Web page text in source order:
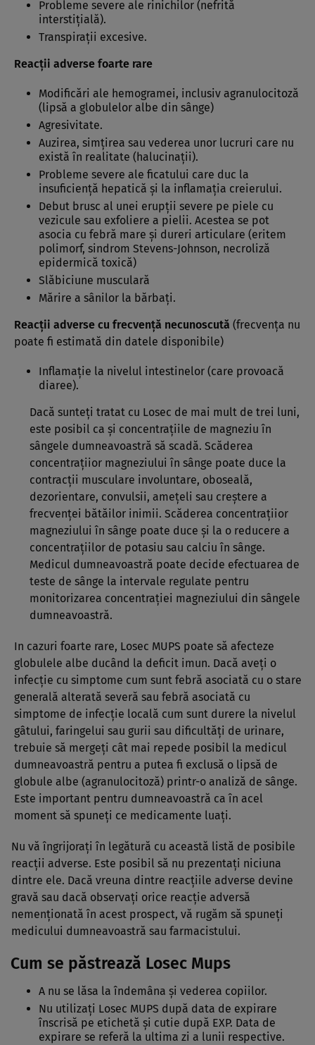
Probleme severe ale rinichilor (nefrită
interstiţială).
Transpiraţii excesive.
Reacţii adverse foarte rare
Modificări ale hemogramei, inclusiv agranulocitoză
(lipsă a globulelor albe din sânge)
Agresivitate.
Auzirea, simţirea sau vederea unor lucruri care nu
există în realitate (halucinaţii).
Probleme severe ale ficatului care duc la
insuficienţă hepatică şi la inflamaţia creierului.
Debut brusc al unei erupţii severe pe piele cu
vezicule sau exfoliere a pielii. Acestea se pot
asocia cu febră mare şi dureri articulare (eritem
polimorf, sindrom Stevens-Johnson, necroliză
epidermică toxică)
Slăbiciune musculară
Mărire a sânilor la bărbaţi.
Reacţii adverse cu frecvenţă necunoscută (frecvenţa nu
poate fi estimată din datele disponibile)
Inflamaţie la nivelul intestinelor (care provoacă
diaree).
Dacă sunteţi tratat cu Losec de mai mult de trei luni,
este posibil ca şi concentraţiile de magneziu în
sângele dumneavoastră să scadă. Scăderea
concentraţiior magneziului în sânge poate duce la
contracţii musculare involuntare, oboseală,
dezorientare, convulsii, ameţeli sau creştere a
frecvenţei bătăilor inimii. Scăderea concentraţiior
magneziului în sânge poate duce şi la o reducere a
concentraţiilor de potasiu sau calciu în sânge.
Medicul dumneavoastră poate decide efectuarea de
teste de sânge la intervale regulate pentru
monitorizarea concentraţiei magneziului din sângele
dumneavoastră.
In cazuri foarte rare, Losec MUPS poate să afecteze
globulele albe ducând la deficit imun. Dacă aveţi o
infecţie cu simptome cum sunt febră asociată cu o stare
generală alterată severă sau febră asociată cu
simptome de infecţie locală cum sunt durere la nivelul
gâtului, faringelui sau gurii sau dificultăţi de urinare,
trebuie să mergeţi cât mai repede posibil la medicul
dumneavoastră pentru a putea fi exclusă o lipsă de
globule albe (agranulocitoză) printr-o analiză de sânge.
Este important pentru dumneavoastră ca în acel
moment să spuneţi ce medicamente luaţi.
Nu vă îngrijoraţi în legătură cu această listă de posibile
reacţii adverse. Este posibil să nu prezentaţi niciuna
dintre ele. Dacă vreuna dintre reacţiile adverse devine
gravă sau dacă observaţi orice reacţie adversă
nemenţionată în acest prospect, vă rugăm să spuneţi
medicului dumneavoastră sau farmacistului.
Cum se păstrează Losec Mups
A nu se lăsa la îndemâna şi vederea copiilor.
Nu utilizaţi Losec MUPS după data de expirare
înscrisă pe etichetă şi cutie după EXP. Data de
expirare se referă la ultima zi a lunii respective.